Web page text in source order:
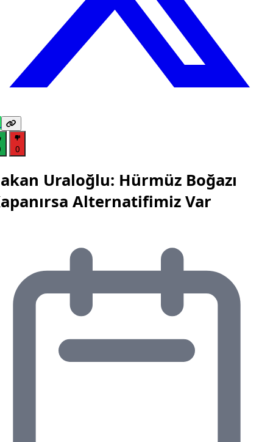
0
Uraloğlu: Hürmüz Boğazı
Alternatifimiz Var